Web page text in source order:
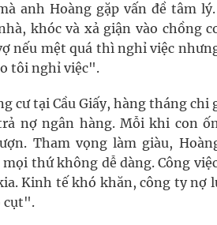
anh Hoàng gặp vấn đề tâm
khóc và xả giận vào chồng
nếu mệt quá thì nghỉ việc
tôi nghỉ việc".
cư tại Cầu Giấy, hàng tháng chi
nợ ngân hàng. Mỗi khi con
Tham vọng làm giàu,
thứ không dễ dàng. Công
Kinh tế khó khăn, công ty
cụt".